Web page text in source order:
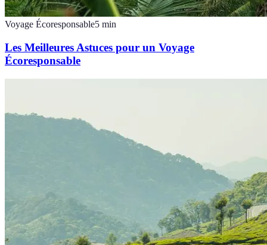
Voyage Écoresponsable5 min
Les Meilleures Astuces pour un Voyage
Écoresponsable